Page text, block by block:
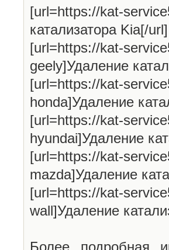
[url=https://kat-
катализатора Kia[/
[url=https://kat-
geely]Удаление
[url=https://kat-
honda]Удаление
[url=https://kat-
hyundai]Удаление
[url=https://kat-
mazda]Удаление
[url=https://kat-
wall]Удаление
Более подробная